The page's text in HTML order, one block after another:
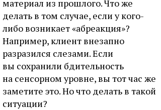
материал из прошлого. Что же
делать в том случае, если у кого-
либо возникает «абреакция»?
Например, клиент внезапно
разразился слезами. Если
вы сохранили бдительность
на сенсорном уровне, вы тот час же
заметите это. Но что делать в такой
ситуации?